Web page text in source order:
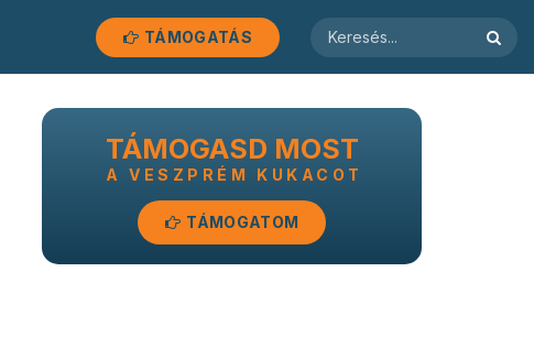
TÁMOGATÁS
TÁMOGASD MOST
A VESZPRÉM KUKACOT
TÁMOGATOM